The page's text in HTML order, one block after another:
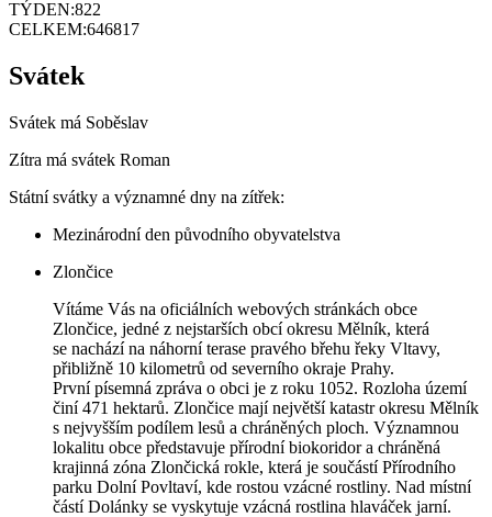
TÝDEN:822
CELKEM:646817
Svátek
Svátek má Soběslav
Zítra má svátek Roman
Státní svátky a významné dny na zítřek:
Mezinárodní den původního obyvatelstva
Zlončice
Vítáme Vás na oficiálních webových stránkách obce
Zlončice, jedné z nejstarších obcí okresu Mělník, která
se nachází na náhorní terase pravého břehu řeky Vltavy,
přibližně 10 kilometrů od severního okraje Prahy.
První písemná zpráva o obci je z roku 1052. Rozloha území
činí 471 hektarů. Zlončice mají největší katastr okresu Mělník
s nejvyšším podílem lesů a chráněných ploch. Významnou
lokalitu obce představuje přírodní biokoridor a chráněná
krajinná zóna Zlončická rokle, která je součástí Přírodního
parku Dolní Povltaví, kde rostou vzácné rostliny. Nad místní
částí Dolánky se vyskytuje vzácná rostlina hlaváček jarní.